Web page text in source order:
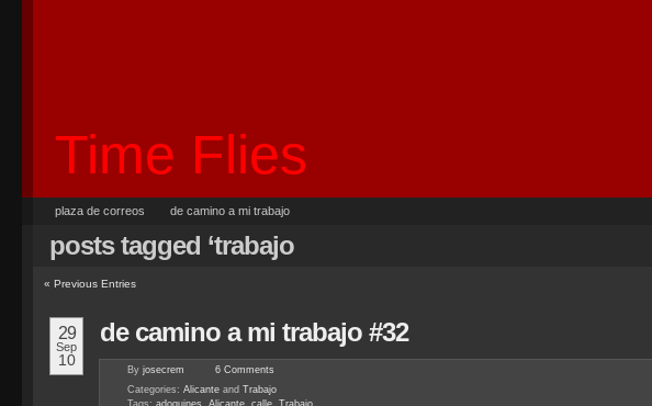
Time Flies
plaza de correos de camino a mi trabajo
posts tagged ‘trabajo
« Previous Entries
29
Sep
10
de camino a mi trabajo #32
By josecrem 6 Comments
Categories: Alicante and Trabajo
Tags: adoquines , Alicante, calle, Trabajo